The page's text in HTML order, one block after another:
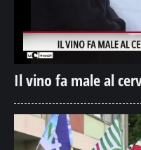
Il vino fa male al